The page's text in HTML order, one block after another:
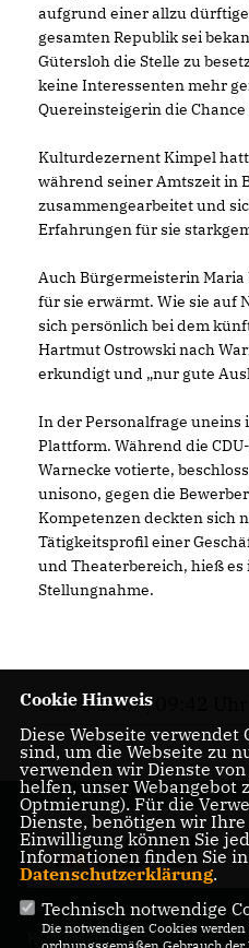
aufgrund einer allzu
gesamten Republik sei
Gütersloh die Stelle zu
keine Interessenten mehr
Quereinsteigerin die
Kulturdezernent Kimpel
während seiner Amtszeit in
zusammengearbeitet und
Erfahrungen für sie
Auch Bürgermeisterin
für sie erwärmt. Wie sie auf
sich persönlich bei dem
Hartmut Ostrowski nach
erkundigt und „nur gute
In der Personalfrage uneins
Plattform. Während die
Warnecke votierte,
unisono, gegen die
Kompetenzen deckten sich
Tätigkeitsprofil einer
und Theaterbereich, hieß
Stellungnahme.
23.08.2007, 09:42 Uhr
KONTAKT
Cookie Hinweis
Diese Webseite verwendet
sind, um die Webseite zu
verwenden wir Dienste
helfen, unser Webangebot
Optmierung). Für die
Dienste, benötigen wir
Einwilligung können Sie
Informationen finden Sie
Datenschutzerklärung.
Technisch notwendige
Die notwendigen Cookies